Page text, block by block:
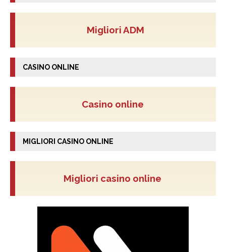
Migliori ADM
CASINO ONLINE
Casino online
MIGLIORI CASINO ONLINE
Migliori casino online